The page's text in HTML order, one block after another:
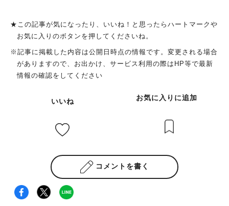
★この記事が気になったり、いいね！と思ったらハートマークや
お気に入りのボタンを押してくださいね。
※記事に掲載した内容は公開日時点の情報です。変更される場合
がありますので、お出かけ、サービス利用の際はHP等で最新
情報の確認をしてください
いいね お気に入りに追加
コメントを書く